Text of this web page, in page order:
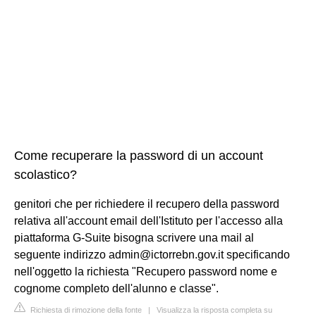
Come recuperare la password di un account
scolastico?
genitori che per richiedere il recupero della password
relativa all'account email dell'Istituto per l'accesso alla
piattaforma G-Suite bisogna scrivere una mail al
seguente indirizzo admin@ictorrebn.gov.itspecificando
nell'oggetto la richiesta "Recupero password nome e
cognome completo dell'alunno e classe".
Richiesta di rimozione della fonte | Visualizza la risposta completa su